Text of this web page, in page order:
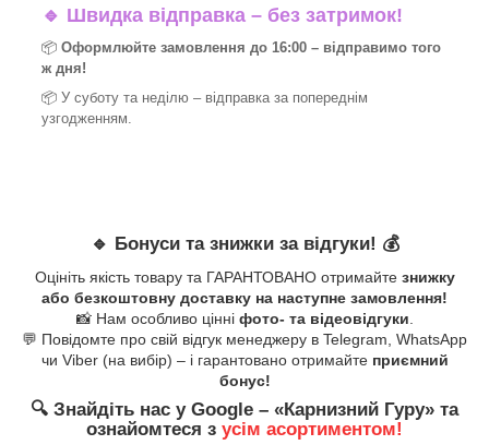
🔹 Швидка відправка – без затримок!
📦 Оформлюйте замовлення до 16:00 – відправимо того
ж дня!
📦 У суботу та неділю – відправка за попереднім
узгодженням.
🔹 Бонуси та знижки за відгуки! 💰
Оцініть якість товару та ГАРАНТОВАНО отримайте знижку
або безкоштовну доставку на наступне замовлення!
📸 Нам особливо цінні фото- та відеовідгуки.
💬 Повідомте про свій відгук менеджеру в Telegram, WhatsApp
чи Viber (на вибір) – і гарантовано отримайте приємний
бонус!
🔍 Знайдіть нас у Google – «Карнизний Гуру» та
ознайомтеся з усім асортиментом!